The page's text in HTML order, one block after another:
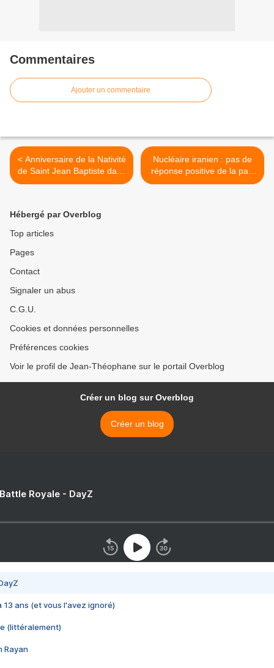
Commentaires
Ajouter un commentaire
< Anniversaire de la Nativité
de Saint Jean Baptiste dans
Presnya
Nucléaire iranien : pas de
réponse positive de la part
de Téhéran (Aiea) >
Hébergé par Overblog
Top articles
Pages
Contact
Signaler un abus
C.G.U.
Cookies et données personnelles
Préférences cookies
Voir le profil de Jean-Théophane sur le portail Overblog
Créer un blog sur Overblog
Créer un blog
Royale - DayZ
13 ans (et vous l'avez ignoré)
(littéralement)
Rayan